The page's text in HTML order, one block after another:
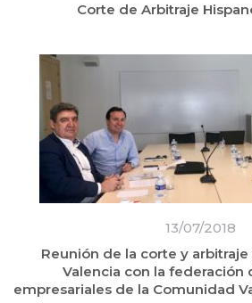
Corte de Arbitraje
13/07/2018
Reunión de la corte y
Valencia con la federación
empresariales de la Comunidad